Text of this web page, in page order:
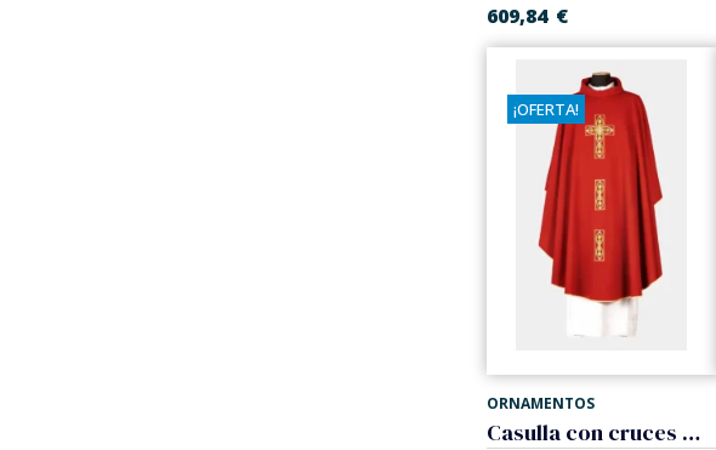
609,84 €
¡OFERTA!
ORNAMENTOS
Casulla con cruces bordadas